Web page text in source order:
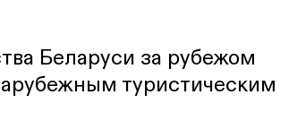
Беларуси за рубежом
туристическим